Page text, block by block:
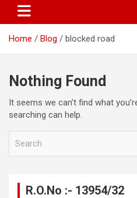
Home Blog blocked road
Nothing Found
It seems we can’t find what
searching can help.
R.O.No :- 13954/32